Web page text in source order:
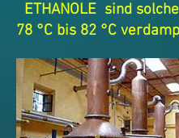
ETHANOLE sind
78 °C bis 82 °C